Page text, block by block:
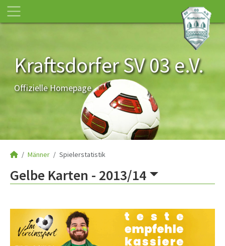
Kraftsdorfer SV 03 e.V.
Offizielle Homepage
Männer Spielerstatistik
Gelbe Karten - 2013/14